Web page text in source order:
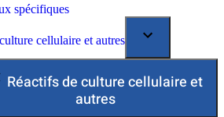
spécifiques
cellulaire et autres
Réactifs de culture cellulaire et
autres